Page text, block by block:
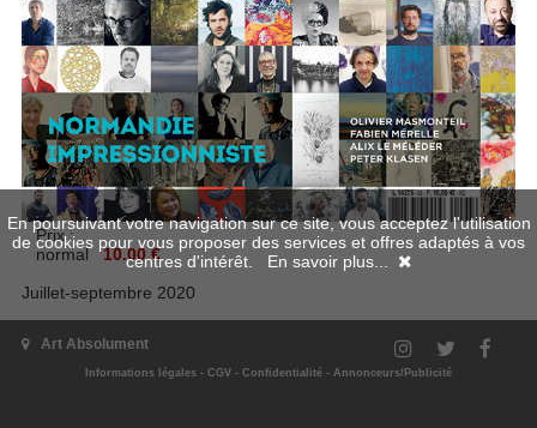
Prix :
normal
10.00 €
Juillet-septembre 2020
132pArt Absolument
Informations légales - CGV - Confidentialité - Annonceurs/Publicité
En poursuivant votre navigation sur ce site, vous acceptez l'utilisation
de cookies pour vous proposer des services et offres adaptés à vos
centres d'intérêt. En savoir plus...